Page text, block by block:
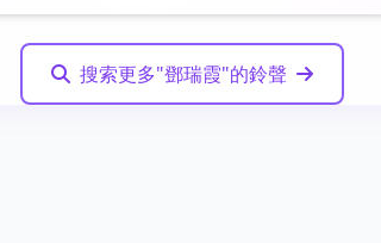
搜索更多"鄧瑞霞"的鈴聲